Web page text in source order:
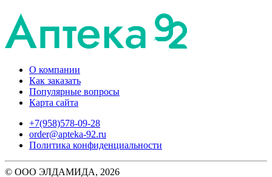
О компании
Как заказать
Популярные вопросы
Карта сайта
+7(958)578-09-28
order@apteka-92.ru
Политика конфиденциальности
© ООО ЭЛДАМИДА, 2026